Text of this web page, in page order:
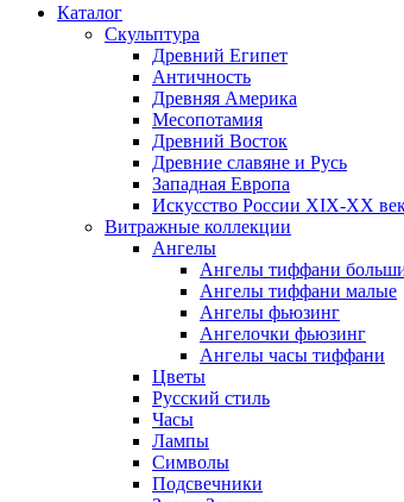
Каталог
Скульптура
Древний Египет
Античность
Древняя Америка
Месопотамия
Древний Восток
Древние славяне и Русь
Западная Европа
Искусство России XIX-XX
Витражные коллекции
Ангелы
Ангелы тиффани
Ангелы тиффани малые
Ангелы фьюзинг
Ангелочки фьюзинг
Ангелы часы тиффани
Цветы
Русский стиль
Часы
Лампы
Символы
Подсвечники